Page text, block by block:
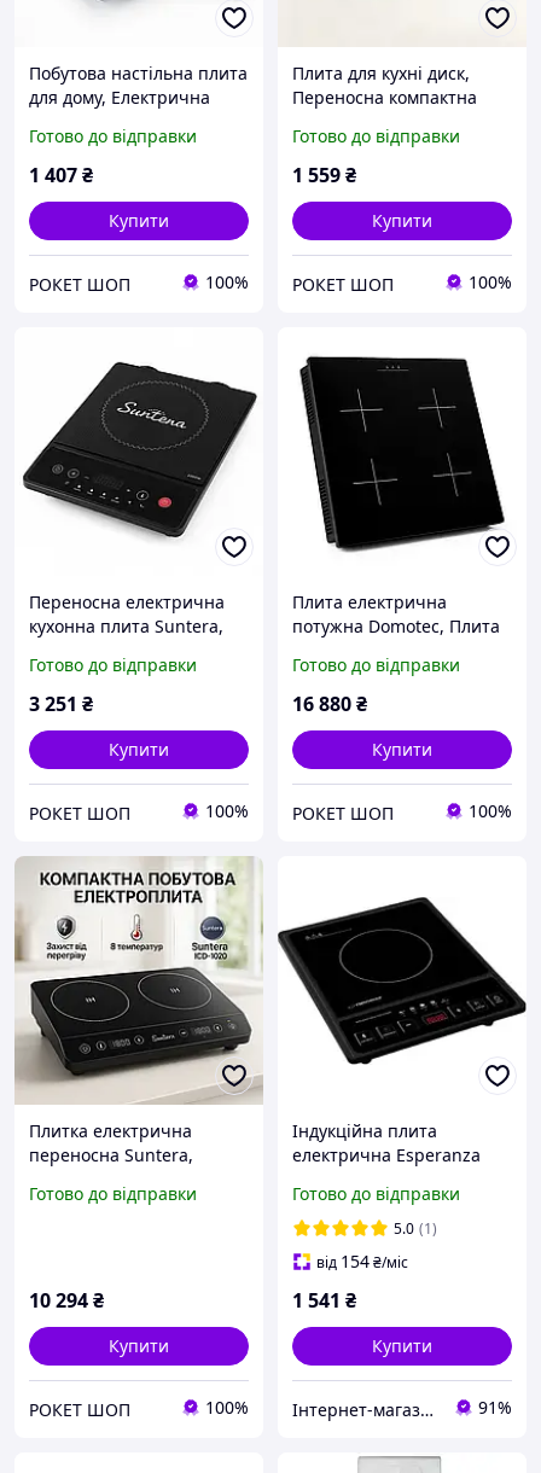
Побутова настільна плита
для дому, Електрична
настільні для кухні
переносні LE-98
Готово до відправки
1 407₴
Купити
РОКЕТ ШОП 100%
Плита для кухні диск,
Переносна компактна
Електрична настільна
плита DS-88
Готово до відправки
1 559₴
Купити
РОКЕТ ШОП 100%
Переносна електрична
кухонна плита Suntera,
Портативна MZ-67
Готово до відправки
3 251 ₴
Купити
РОКЕТ ШОП 100%
Плита електрична
потужна Domotec, Плита
Надійна настільна для
дому FU-99
Готово до відправки
16 880₴
Купити
РОКЕТ ШОП 100%
Плитка електрична
переносна Suntera,
приготування їжі, Плита
Готово до відправки
10 294₴
Купити
РОКЕТ ШОП 100%
Індукційна плита
електрична Esperanza
Готово до відправки
5.0 (1)
від 154₴/міс
1 541 ₴
Купити
Інтернет-магазин "Техномаг" 91%